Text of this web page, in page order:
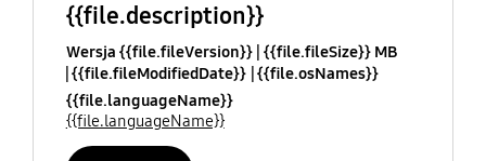
{{file.description}}
Wersja {{file.fileVersion}} {{file.fileSize}} MB
{{file.fileModifiedDate}} {{file.osNames}}
{{file.languageName}}
{{file.languageName}}